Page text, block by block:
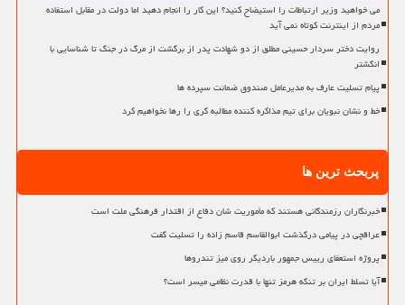
می خواهید وزیر ارتباطات را استیضاح کنید؟ این کار را انجام دهید اما دولت در مقابل استفاده
مردم از اینترنت کوتاه نمی آید
روایت دختر سردار حسینی مطلق از دو شهادت پدر از برگشت از مرگ در جنگ تا شناسایی با
انگشتر
پیام تسلیت عارف به مدیرعامل صندوق ضمانت سپرده ها
خط و نشان نبویان برای تیم مذاکره کننده مطالبه گری را رها نخواهیم کرد
پربحث ترین ها
خبرنگاران رزمندگانی هستند که مأموریت شان دفاع از اقتدار فرهنگی ملت است
عراقچی در پیامی درگذشت ابوالقاسم قاسم زاده را تسلیت گفت
پروژه استعفای رییس جمهور باردیگر روی میز تندروها
آیا تسلط ایران بر تنگه هرمز تنها با قدرت نظامی میسر است؟